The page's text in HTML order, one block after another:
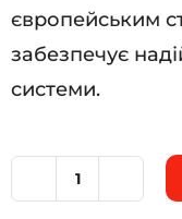
європейським
забезпечує
системи.